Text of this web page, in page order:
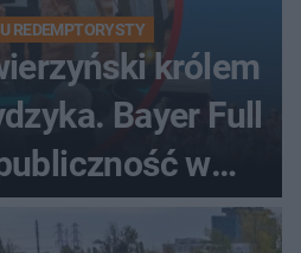
REDEMPTORYSTY
królem
Bayer Full
w